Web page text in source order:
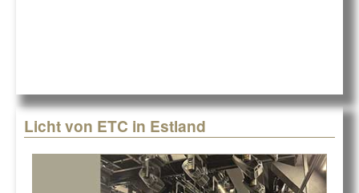
Licht von ETC in Estland